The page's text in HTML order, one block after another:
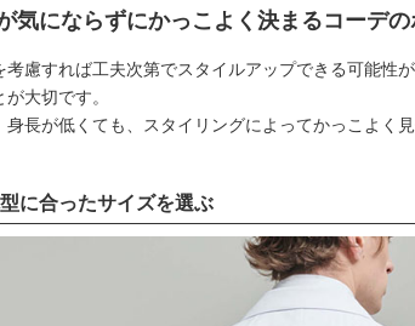
気にならずにかっこよく決まるコーデの
考慮すれば工夫次第でスタイルアップできる可能性
大切です。
身長が低くても、スタイリングによってかっこよく
に合ったサイズを選ぶ